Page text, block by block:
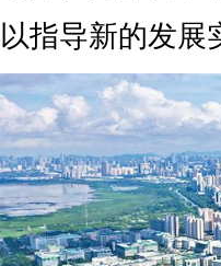
以指导新的发展